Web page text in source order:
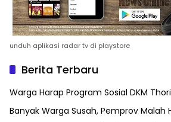
unduh aplikasi radar tv di playstore
Berita Terbaru
Warga Harap Program Sosial DKM
Banyak Warga Susah, Pemprov Malah